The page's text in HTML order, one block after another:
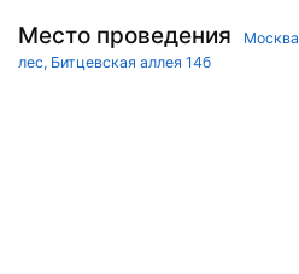
Место проведения Москва
лес, Битцевская аллея 14б